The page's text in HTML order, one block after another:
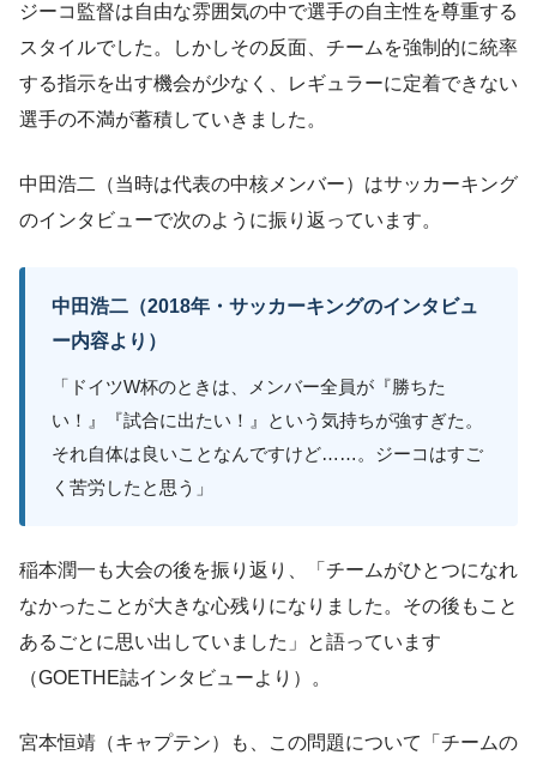
ジーコ監督は自由な雰囲気の中で選手の自主性を尊重する
スタイルでした。しかしその反面、チームを強制的に統率
する指示を出す機会が少なく、レギュラーに定着できない
選手の不満が蓄積していきました。
中田浩二（当時は代表の中核メンバー）はサッカーキング
のインタビューで次のように振り返っています。
中田浩二（2018年・サッカーキングのインタビュ
ー内容より）
「ドイツW杯のときは、メンバー全員が『勝ちた
い！』『試合に出たい！』という気持ちが強すぎた。
それ自体は良いことなんですけど……。ジーコはすご
く苦労したと思う」
稲本潤一も大会の後を振り返り、「チームがひとつになれ
なかったことが大きな心残りになりました。その後もこと
あるごとに思い出していました」と語っています
（GOETHE誌インタビューより）。
宮本恒靖（キャプテン）も、この問題について「チームの